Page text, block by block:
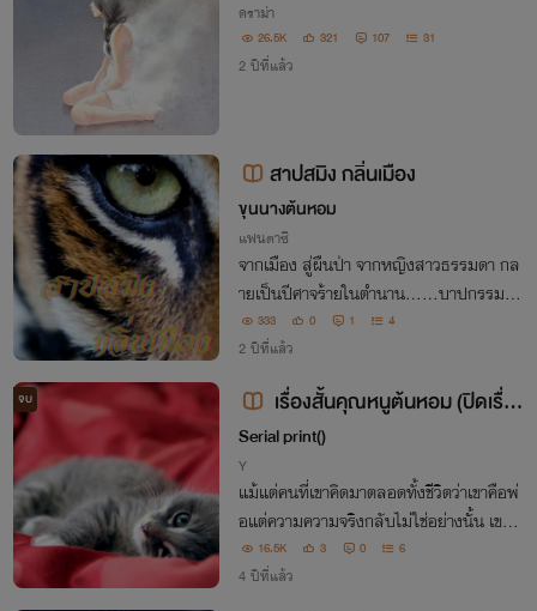
ดราม่า
26.5K 321 107 31
2 ปีที่แล้ว
สาปสมิง กลิ่นเมือง
ขุนนางต้นหอม
แฟนตาซี
จากเมือง สู่ผืนป่า จากหญิงสาวธรรมดา กล
ายเป็นปีศาจร้ายในตำนาน......บาปกรรมอัน
ใดหนอ ทำให้หญิงสาวในคราบผู้พิทักษ์สันติ
ราษฎร์ต้องกลับกลายมาเป็นกึ่งคนกึ่งเดรัจฉ
าน เช่น ....."เสือสมิง".....
333 0 1 4
2 ปีที่แล้ว
จบ
เรื่องสั้นคุณหนูต้นหอม (ปิดเรื่อง
แล้ว)
Serial print()
Y
แม้แต่คนที่เขาคิดมาตลอดทั้งชีวิตว่าเขาคือพ่
อแต่ความความจริงกลับไม่ใช่อย่างนั้น เขาก็เ
หมือนแมวที่ไร้ซึ่งความรู้สึกและชินชา
16.5K 3 0 6
4 ปีที่แล้ว